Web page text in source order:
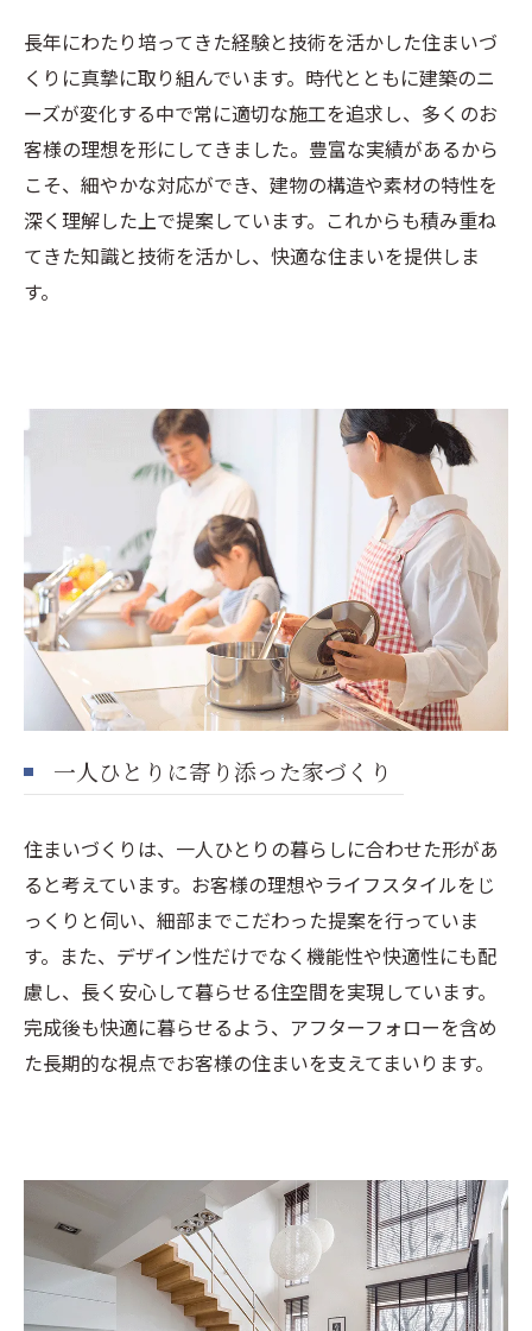
長年にわたり培ってきた経験と技術を活かした住まいづ
くりに真摯に取り組んでいます。時代とともに建築のニ
ーズが変化する中で常に適切な施工を追求し、多くのお
客様の理想を形にしてきました。豊富な実績があるから
こそ、細やかな対応ができ、建物の構造や素材の特性を
深く理解した上で提案しています。これからも積み重ね
てきた知識と技術を活かし、快適な住まいを提供しま
す。
一人ひとりに寄り添った家づくり
住まいづくりは、一人ひとりの暮らしに合わせた形があ
ると考えています。お客様の理想やライフスタイルをじ
っくりと伺い、細部までこだわった提案を行っていま
す。また、デザイン性だけでなく機能性や快適性にも配
慮し、長く安心して暮らせる住空間を実現しています。
完成後も快適に暮らせるよう、アフターフォローを含め
た長期的な視点でお客様の住まいを支えてまいります。